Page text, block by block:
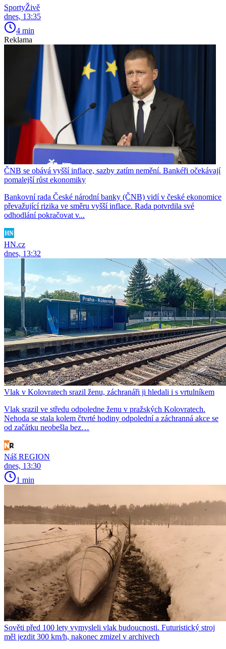
SportyŽivě
dnes, 13:35
4 min
Reklama
ČNB se obává vyšší inflace, sazby zatím nemění. Bankéři očekávají
pomalejší růst ekonomiky
Bankovní rada České národní banky (ČNB) vidí v české ekonomice
převažující rizika ve směru vyšší inflace. Rada potvrdila své
odhodlání pokračovat v...
HN.cz
dnes, 13:32
Vlak v Kolovratech srazil ženu, záchranáři ji hledali i s vrtulníkem
Vlak srazil ve středu odpoledne ženu v pražských Kolovratech.
Nehoda se stala kolem čtvrté hodiny odpolední a záchranná akce se
od začátku neobešla bez…
Náš REGION
dnes, 13:30
1 min
Sověti před 100 lety vymysleli vlak budoucnosti. Futuristický stroj
měl jezdit 300 km/h, nakonec zmizel v archivech